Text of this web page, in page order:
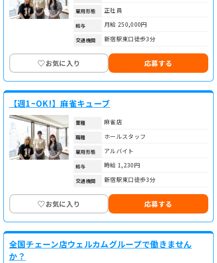
雇用形態
正社員
給与 月給 250,000円
交通機関 新宿駅東口徒歩3分
♡お気に入り 応募する
【週1~OK!】麻雀キューブ
業種 麻雀店
職種 ホールスタッフ
雇用形態 アルバイト
給与 時給 1,230円
交通機関 新宿駅東口徒歩3分
♡お気に入り 応募する
全国チェーン店ウェルカムグループで働きません
か？